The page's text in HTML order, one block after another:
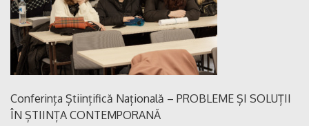
Conferința Științifică Națională – PROBLEME ȘI SOLUȚII
ÎN ȘTIINȚA CONTEMPORANĂ